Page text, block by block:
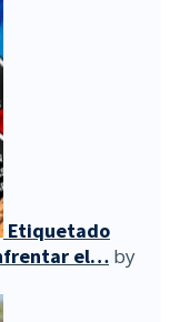
Etiquetado
el… by